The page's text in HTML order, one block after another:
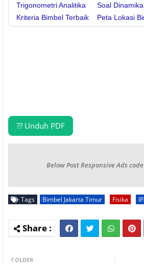
Trigonometri Analitika
Kriteria Bimbel Terbaik
Soal
Peta Lokasi
?? Unduh PDF
Below Post Responsive Ads
Tags Bimbel Jakarta Timur Fisika
OLDER